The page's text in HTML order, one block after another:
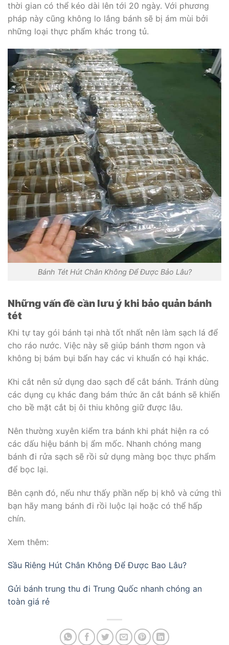
thời gian có thể kéo dài lên tới 20 ngày. Với phương
pháp này cũng không lo lắng bánh sẽ bị ám mùi bởi
những loại thực phẩm khác trong tủ.
Bánh Tét Hút Chân Không Để Được Bảo Lâu?
Những vấn đề cần lưu ý khi bảo quản bánh
tét
Khi tự tay gói bánh tại nhà tốt nhất nên làm sạch lá để
cho ráo nước. Việc này sẽ giúp bánh thơm ngon và
không bị bám bụi bẩn hay các vi khuẩn có hại khác.
Khi cắt nên sử dụng dao sạch để cắt bánh. Tránh dùng
các dụng cụ khác đang bám thức ăn cắt bánh sẽ khiến
cho bề mặt cắt bị ôi thiu không giữ được lâu.
Nên thường xuyên kiểm tra bánh khi phát hiện ra có
các dấu hiệu bánh bị ẩm mốc. Nhanh chóng mang
bánh đi rửa sạch sẽ rồi sử dụng màng bọc thực phẩm
để bọc lại.
Bên cạnh đó, nếu như thấy phần nếp bị khô và cứng thì
bạn hãy mang bánh đi rồi luộc lại hoặc có thể hấp
chín.
Xem thêm:
Sầu Riêng Hút Chân Không Để Được Bao Lâu?
Gửi bánh trung thu đi Trung Quốc nhanh chóng an
toàn giá rẻ